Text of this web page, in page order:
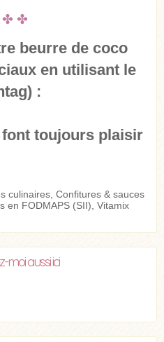
✤ ✤
beurre de coco
en utilisant le
:
toujours plaisir
culinaires, Confitures & sauces
en FODMAPS (SII), Vitamix
moi aussi ici